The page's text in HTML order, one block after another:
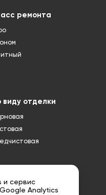
ремонта
виду отделки
и сервис
Analytics